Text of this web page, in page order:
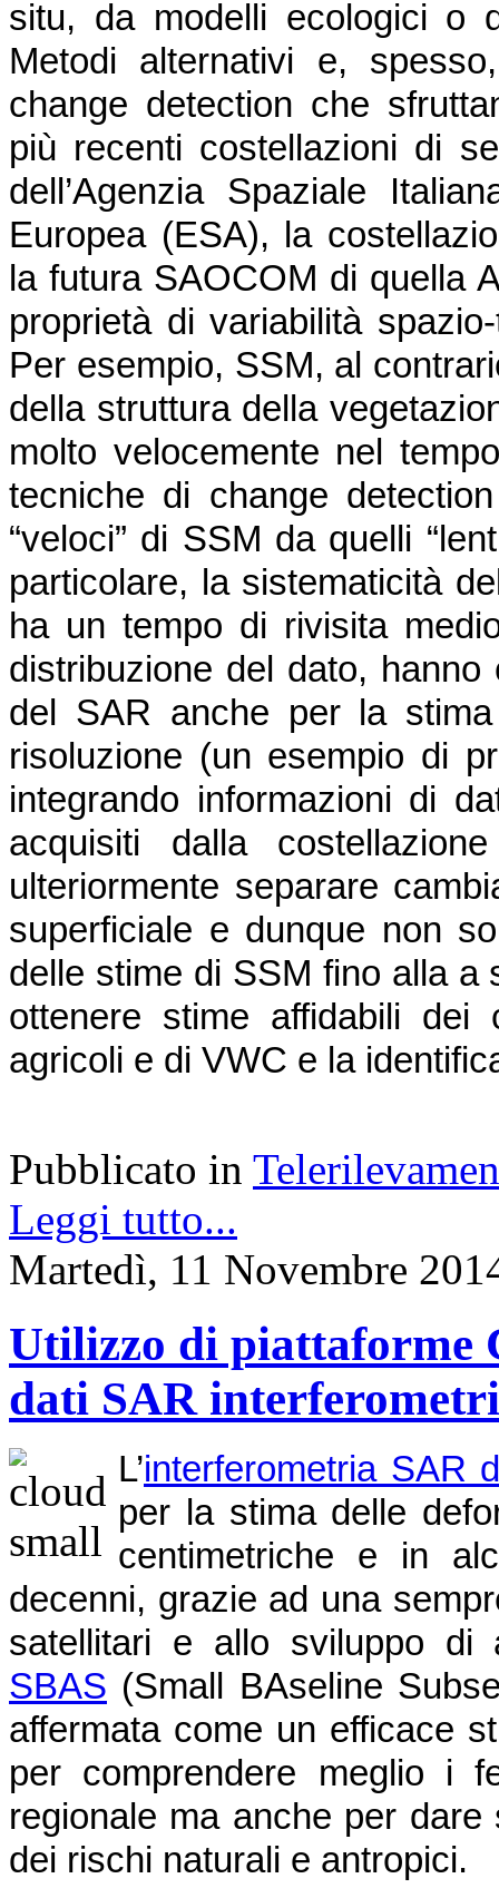
situ, da modelli ecologici o
Metodi alternativi e,
change detection che
più recenti costellazioni di
dell’Agenzia Spaziale
Europea (ESA), la
la futura SAOCOM di quella
proprietà di variabilità
Per esempio, SSM, al
della struttura della
molto velocemente nel
tecniche di change
“veloci” di SSM da quelli
particolare, la sistematicità
ha un tempo di rivisita
distribuzione del dato, hanno
del SAR anche per la
risoluzione (un esempio di
integrando informazioni di
acquisiti dalla
ulteriormente separare
superficiale e dunque non
delle stime di SSM fino alla
ottenere stime affidabili dei
agricoli e di VWC e la
Pubblicato in
Leggi tutto...
Martedì, 11 Novembre
Utilizzo di piattaforme
dati SAR
L’interferometria SAR
per la stima delle
centimetriche e in
decenni, grazie ad una
satellitari e allo sviluppo
SBAS (Small BAseline
affermata come un efficace
per comprendere meglio i
regionale ma anche per
dei rischi naturali e antropici.